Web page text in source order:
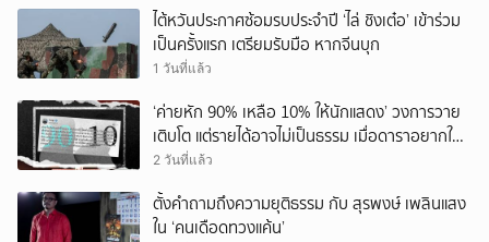
ไต้หวันประกาศซ้อมรบประจำปี ‘ไล่ ชิงเต๋อ’ เข้าร่วม
เป็นครั้งแรก เตรียมรับมือ หากจีนบุก
1 วันที่แล้ว
‘ค่ายหัก 90% เหลือ 10% ให้นักแสดง’ วงการวาย
เติบโต แต่รายได้อาจไม่เป็นธรรม เมื่อดาราอยากให้มี
‘สัญญามาตรฐาน’
2 วันที่แล้ว
ตั้งคำถามถึงความยุติธรรม กับ สุรพงษ์ เพลินแสง
ใน ‘คนเดือดทวงแค้น’